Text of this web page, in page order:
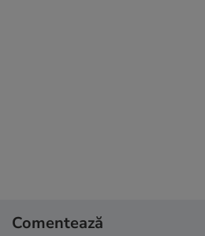
Comentează